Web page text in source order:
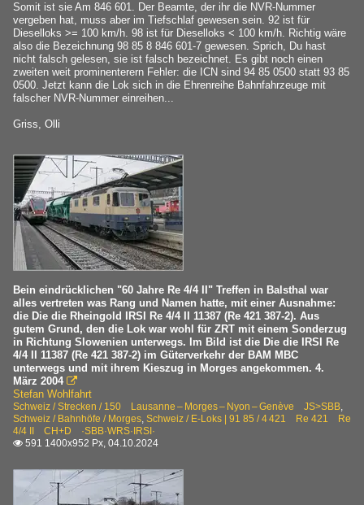
Somit ist sie Am 846 601. Der Beamte, der ihr die NVR-Nummer
vergeben hat, muss aber im Tiefschlaf gewesen sein. 92 ist für
Dieselloks >= 100 km/h. 98 ist für Dieselloks < 100 km/h. Richtig wäre
also die Bezeichnung 98 85 8 846 601-7 gewesen. Sprich, Du hast
nicht falsch gelesen, sie ist falsch bezeichnet. Es gibt noch einen
zweiten weit prominenterern Fehler: die ICN sind 94 85 0500 statt 93 85
0500. Jetzt kann die Lok sich in die Ehrenreihe Bahnfahrzeuge mit
falscher NVR-Nummer einreihen...
Griss, Olli
Bein eindrücklichen "60 Jahre Re 4/4 II" Treffen in Balsthal war
alles vertreten was Rang und Namen hatte, mit einer Ausnahme:
die Die die Rheingold IRSI Re 4/4 II 11387 (Re 421 387-2). Aus
gutem Grund, den die Lok war wohl für ZRT mit einem Sonderzug
in Richtung Slowenien unterwegs. Im Bild ist die Die die IRSI Re
4/4 II 11387 (Re 421 387-2) im Güterverkehr der BAM MBC
unterwegs und mit ihrem Kieszug in Morges angekommen. 4.
März 2004 
Stefan Wohlfahrt
Schweiz / Strecken / 150 Lausanne – Morges – Nyon – Genève JS>SBB,
Schweiz / Bahnhöfe / Morges, Schweiz / E-Loks | 91 85 / 4 421 Re 421 Re
4/4 II CH+D ·SBB·WRS·IRSI·
 591 1400x952 Px, 04.10.2024